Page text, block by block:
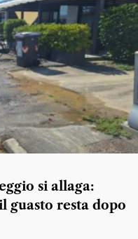
si allaga:
guasto resta dopo